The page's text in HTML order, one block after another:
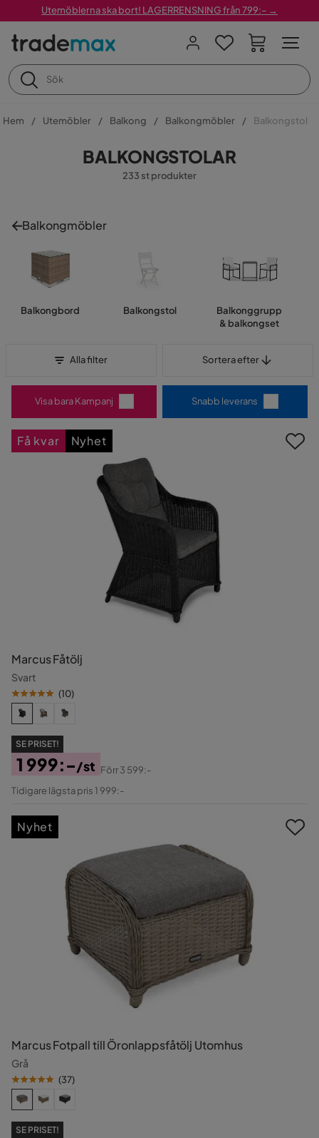
Utemöblerna ska bort! LAGERRENSNING från 799:– →
Hem Utemöbler Balkong Balkongmöbler Balkongstol
BALKONGSTOLAR
233 st produkter
Balkongmöbler
Balkongbord Balkongstol
Balkonggrupp
& balkongset
Alla filter Sortera efter
Visa bara Kampanj Snabb leverans
Marcus Fåtölj
Svart
(10)
SE PRISET!
Pris
1 999:-/st
Original
Förr3 599:-
Tidigare lägsta pris 1 999:-
Få kvar Nyhet
Marcus Fotpall till Öronlappsfåtölj Utomhus
Grå
(37)
SE PRISET!
Nyhet